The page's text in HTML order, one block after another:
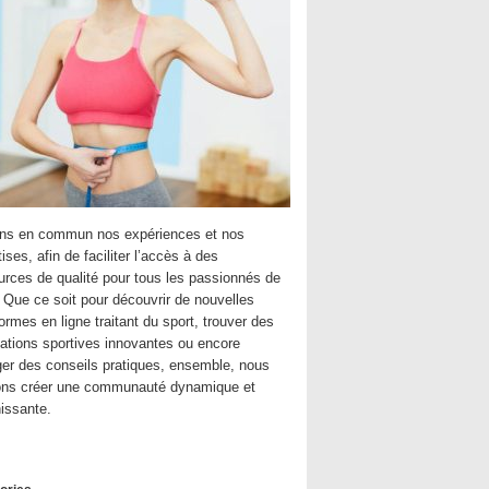
en commun nos expériences et nos
afin de faciliter l’accès à des
de qualité pour tous les passionnés de
ce soit pour découvrir de nouvelles
en ligne traitant du sport, trouver des
sportives innovantes ou encore
des conseils pratiques, ensemble, nous
créer une communauté dynamique et